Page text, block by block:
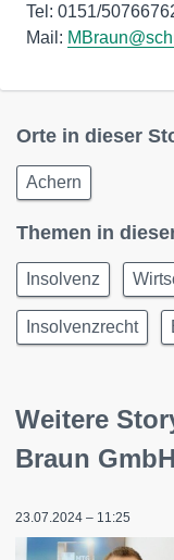
Tel: 0151/
Mail:
Orte in dieser
Achern
Themen in
Insolvenz
Insolvenzrecht
Weitere
Braun
23.07.2024 – 11:25